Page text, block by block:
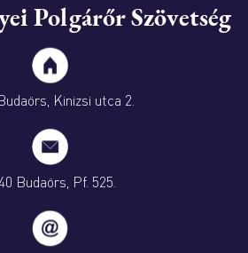
Polgárőr Szövetség
Kinizsi utca 2.
Budaörs, Pf. 525.